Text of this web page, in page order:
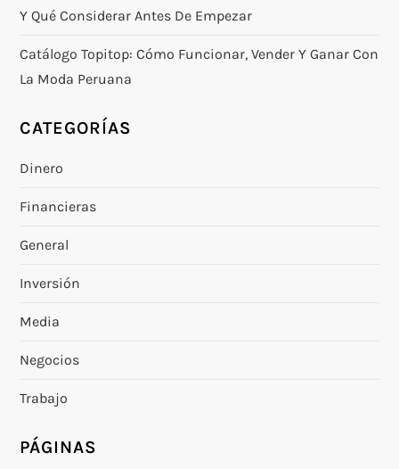
Y Qué Considerar Antes De Empezar
Catálogo Topitop: Cómo Funcionar, Vender Y Ganar Con
La Moda Peruana
CATEGORÍAS
Dinero
Financieras
General
Inversión
Media
Negocios
Trabajo
PÁGINAS